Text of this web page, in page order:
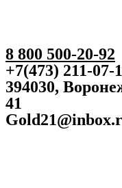
8 800 500-20-92
+7(473) 211-07-
394030,
41